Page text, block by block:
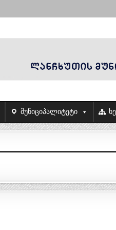
მუნიციპალიტეტი